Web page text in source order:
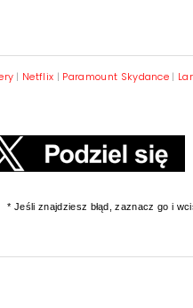
| Netflix | Paramount Skydance |
* Jeśli znajdziesz błąd, zaznacz go i